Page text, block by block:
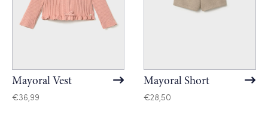
Mayoral Vest
€36,99
Mayoral Short
€28,50